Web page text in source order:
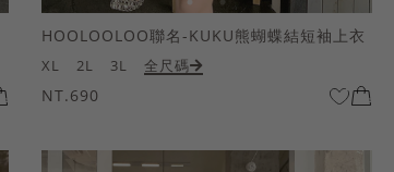
HOOLOOLOO聯名-KUKU熊蝴蝶結短袖上衣
XL 2L 3L 全尺碼
NT.690